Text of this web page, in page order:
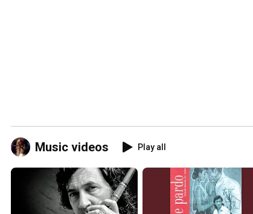
Music videos Play all